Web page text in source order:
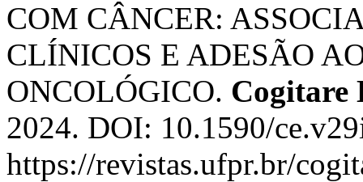
COM CÂNCER:
CLÍNICOS E ADESÃO
ONCOLÓGICO. Cogitare
2024. DOI: 10.1590/
https://revistas.ufpr.br/